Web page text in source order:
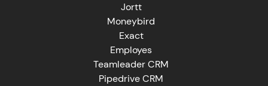
Jortt
Moneybird
Exact
Employes
Teamleader CRM
Pipedrive CRM